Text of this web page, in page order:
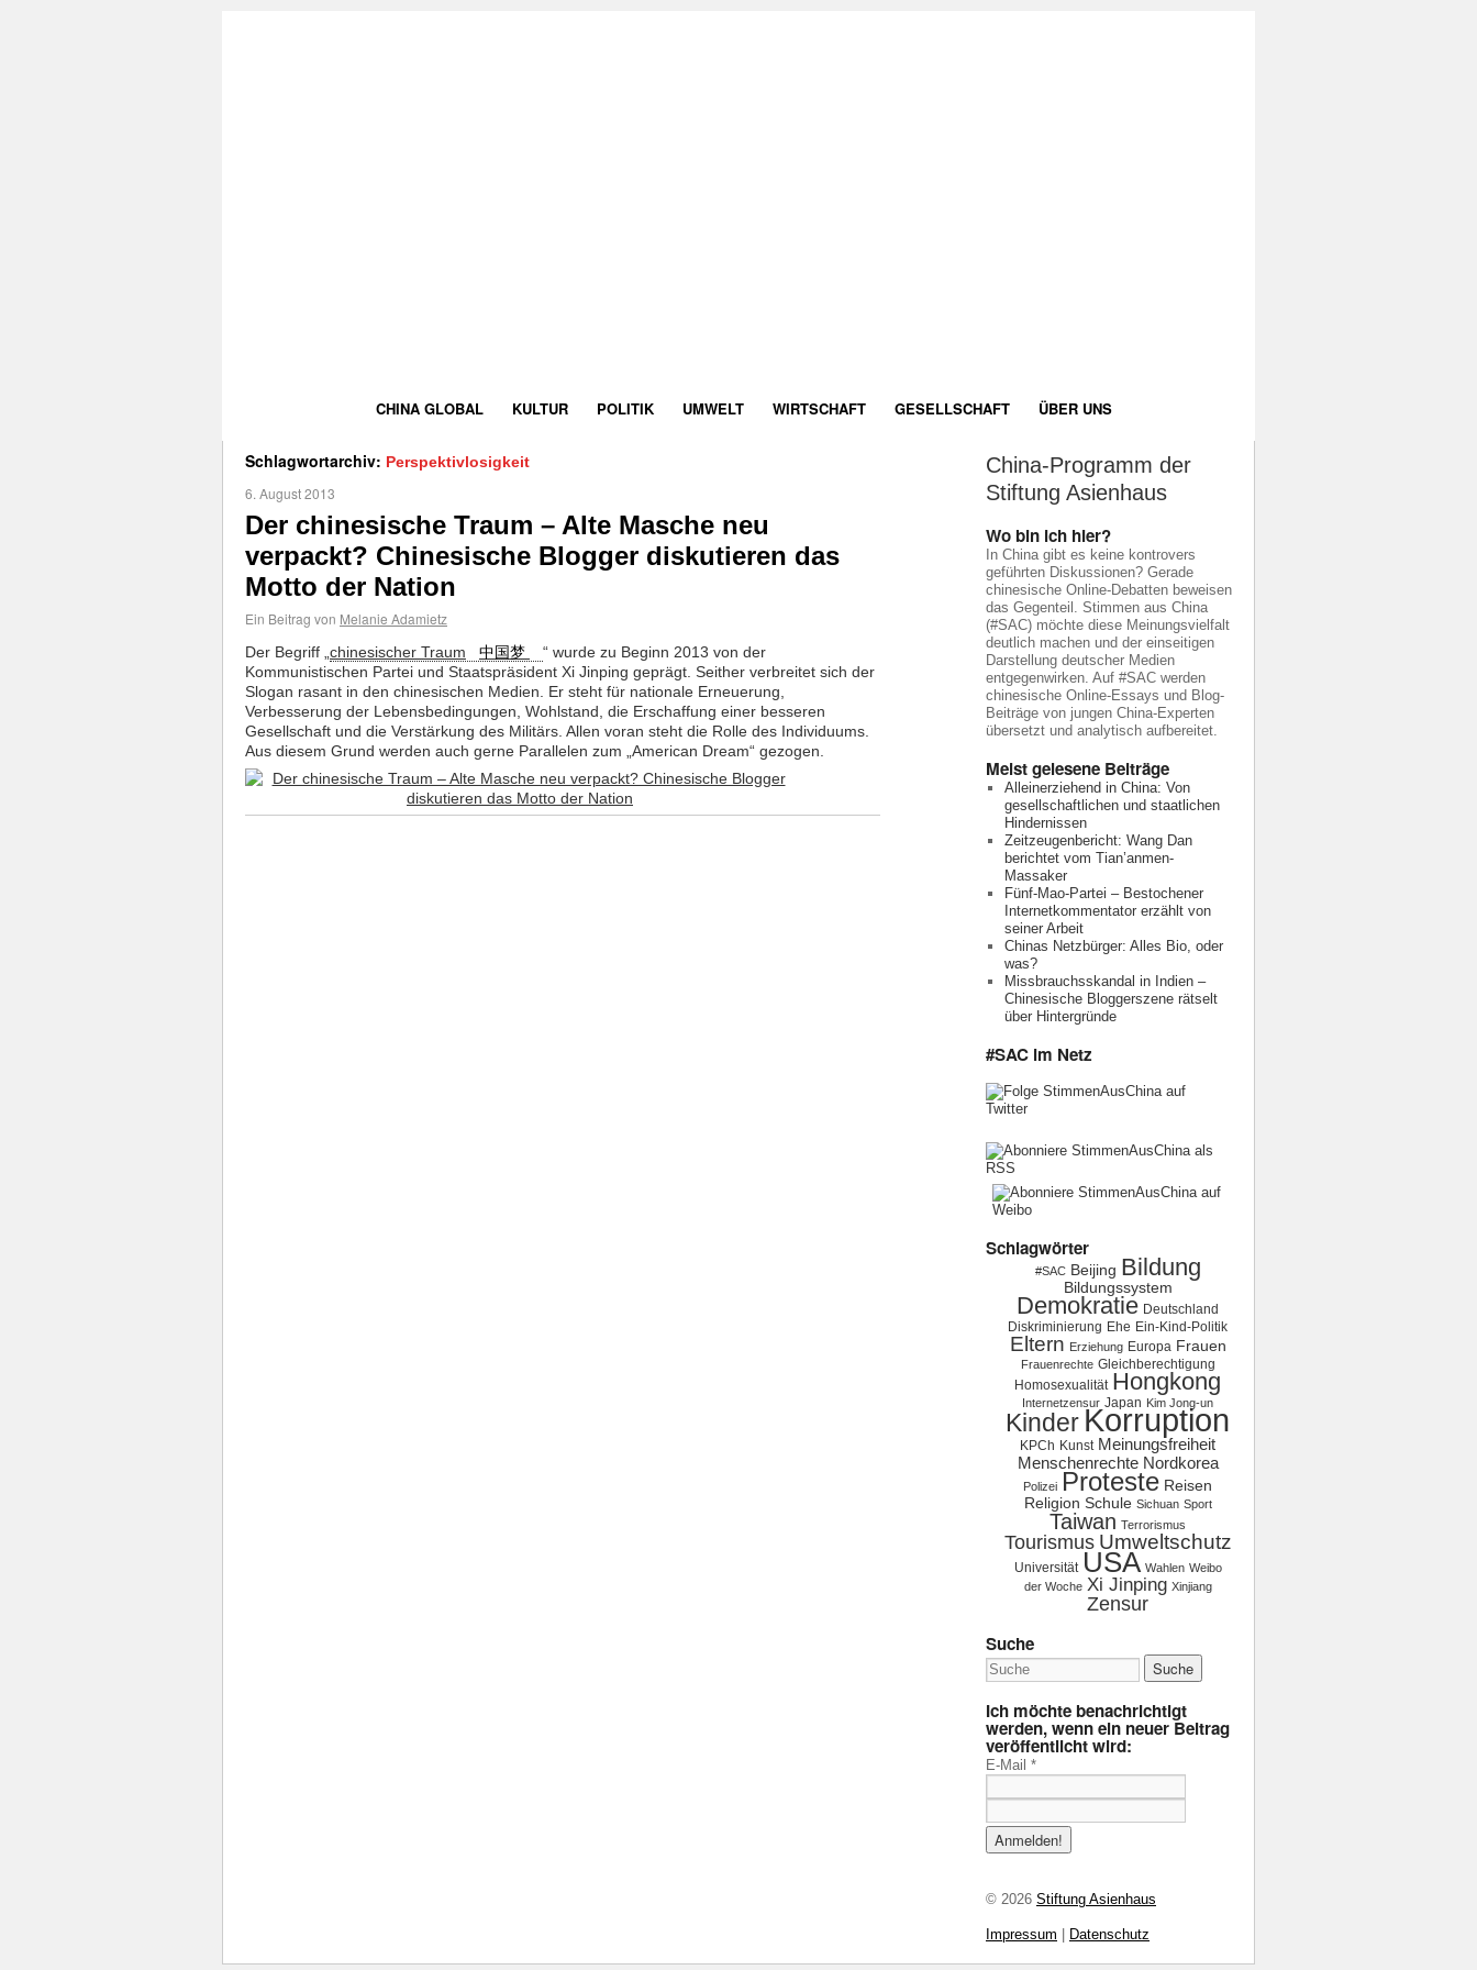
CHINA GLOBAL KULTUR POLITIK UMWELT WIRTSCHAFT GESELLSCHAFT ÜBER UNS
Schlagwortarchiv: Perspektivlosigkeit
6. August 2013
Der chinesische Traum – Alte Masche neu
verpackt? Chinesische Blogger diskutieren das
Motto der Nation
Ein Beitrag von Melanie Adamietz
Der Begriff „ chinesischer Traum 中国梦
“ wurde zu Beginn 2013 von der
Kommunistischen Partei und Staatspräsident Xi Jinping geprägt. Seither verbreitet sich der
Slogan rasant in den chinesischen Medien. Er steht für nationale Erneuerung,
Verbesserung der Lebensbedingungen, Wohlstand, die Erschaffung einer besseren
Gesellschaft und die Verstärkung des Militärs. Allen voran steht die Rolle des Individuums.
Aus diesem Grund werden auch gerne Parallelen zum „American Dream“ gezogen.
China-Programm der
Stiftung Asienhaus
Wo bin ich hier?
In China gibt es keine kontrovers
geführten Diskussionen? Gerade
chinesische Online-Debatten beweisen
das Gegenteil. Stimmen aus China
(#SAC) möchte diese Meinungsvielfalt
deutlich machen und der einseitigen
Darstellung deutscher Medien
entgegenwirken. Auf #SAC werden
chinesische Online-Essays und Blog-
Beiträge von jungen China-Experten
übersetzt und analytisch aufbereitet.
Meist gelesene Beiträge
Alleinerziehend in China: Von
gesellschaftlichen und staatlichen
Hindernissen
Zeitzeugenbericht: Wang Dan
berichtet vom Tian’anmen-
Massaker
Fünf-Mao-Partei – Bestochener
Internetkommentator erzählt von
seiner Arbeit
Chinas Netzbürger: Alles Bio, oder
was?
Missbrauchsskandal in Indien –
Chinesische Bloggerszene rätselt
über Hintergründe
#SAC im Netz
Schlagwörter
#SAC Beijing Bildung
Bildungssystem
Demokratie Deutschland
Diskriminierung Ehe Ein-Kind-Politik
Eltern Erziehung Europa Frauen
Frauenrechte Gleichberechtigung
Homosexualität Hongkong
Internetzensur Japan Kim Jong-un
KinderKorruption
KPCh Kunst Meinungsfreiheit
Menschenrechte Nordkorea
Polizei Proteste Reisen
Religion Schule Sichuan Sport
Taiwan Terrorismus
Tourismus Umweltschutz
Universität USA Wahlen Weibo
der Woche Xi Jinping Xinjiang
Zensur
Suche
Ich möchte benachrichtigt
werden, wenn ein neuer Beitrag
veröffentlicht wird:
E-Mail *
© 2026 Stiftung Asienhaus
Impressum Datenschutz